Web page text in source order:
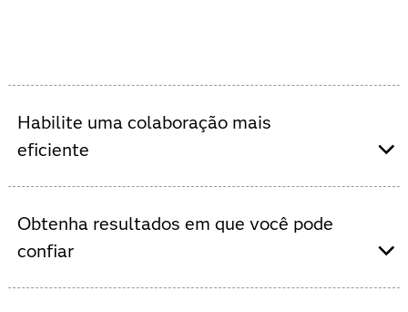
Habilite uma colaboração mais
eficiente
perfis de usuários – de cientistas de dados a analistas
de negócios e equipes de TI. Use a linguagem de sua
preferência ou aproveite a interface no-code, com
recursos de arrastar e soltar.
Obtenha resultados em que você pode
confiar